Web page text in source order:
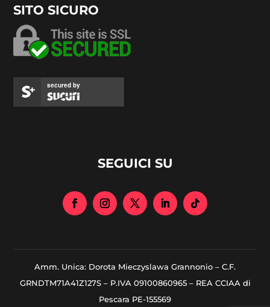
SITO SICURO
secured by
SEGUICI SU
Amm. Unica: Dorota Mieczyslawa Grannonio – C.F.
GRNDTM71A41Z127S – P.IVA 09100860965 – REA CCIAA di
Pescara PE-155569